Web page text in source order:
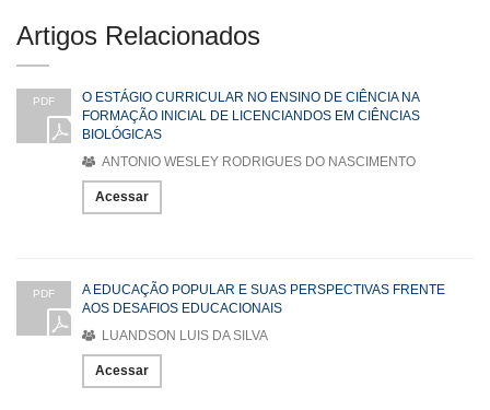
Artigos Relacionados
PDF
O ESTÁGIO CURRICULAR NO ENSINO DE CIÊNCIA NA
FORMAÇÃO INICIAL DE LICENCIANDOS EM CIÊNCIAS
BIOLÓGICAS
ANTONIO WESLEY RODRIGUES DO NASCIMENTO
Acessar
PDF
A EDUCAÇÃO POPULAR E SUAS PERSPECTIVAS FRENTE
AOS DESAFIOS EDUCACIONAIS
LUANDSON LUIS DA SILVA
Acessar